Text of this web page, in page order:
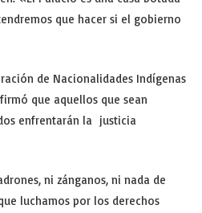
que hacer si el gobierno
de Nacionalidades Indígenas
que aquellos que sean
enfrentarán la justicia
ni zánganos, ni nada de
luchamos por los derechos